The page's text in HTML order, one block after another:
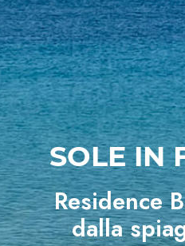
SOLE IN
Residence
dalla